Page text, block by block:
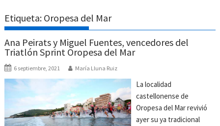
Etiqueta: Oropesa del Mar
Ana Peirats y Miguel Fuentes, vencedores del
Triatlón Sprint Oropesa del Mar
6 septiembre, 2021 María Lluna Ruiz
La localidad
castellonense de
Oropesa del Mar revivió
ayer su ya tradicional